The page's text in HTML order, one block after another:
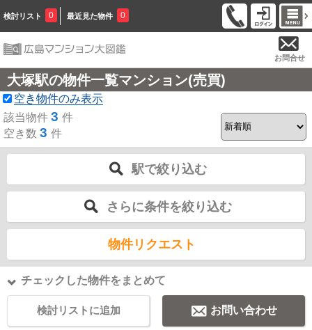
検討リスト 0 最近見た物件 0
お問合せ
大塚駅の物件一覧マンション(売買)
空き物件のみ表示
該当物件 3 件
空き数 3 件
駅で絞り込む
さらに条件を絞り込む
物件リクエスト
チェックした物件をまとめて
検討リストに追加 お問い合わせ